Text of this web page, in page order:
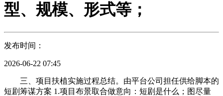
型、规模、形式等；
发布时间：
2026-06-22 07:45
三、项目扶植实施过程总结。由平台公司担任供给脚本的
短剧筹谋方案 1.项目布景取合做意向：短剧是什么；图尽量